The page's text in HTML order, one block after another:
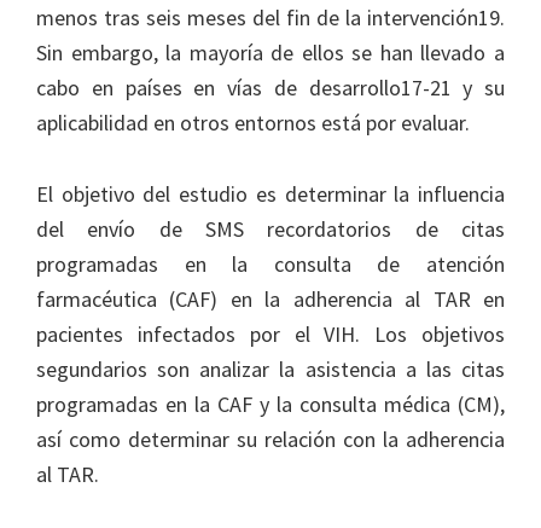
menos tras seis meses del fin de la intervención19.
Sin embargo, la mayoría de ellos se han llevado a
cabo en países en vías de desarrollo17-21 y su
aplicabilidad en otros entornos está por evaluar.
El objetivo del estudio es determinar la influencia
del envío de SMS recordatorios de citas
programadas en la consulta de atención
farmacéutica (CAF) en la adherencia al TAR en
pacientes infectados por el VIH. Los objetivos
segundarios son analizar la asistencia a las citas
programadas en la CAF y la consulta médica (CM),
así como determinar su relación con la adherencia
al TAR.